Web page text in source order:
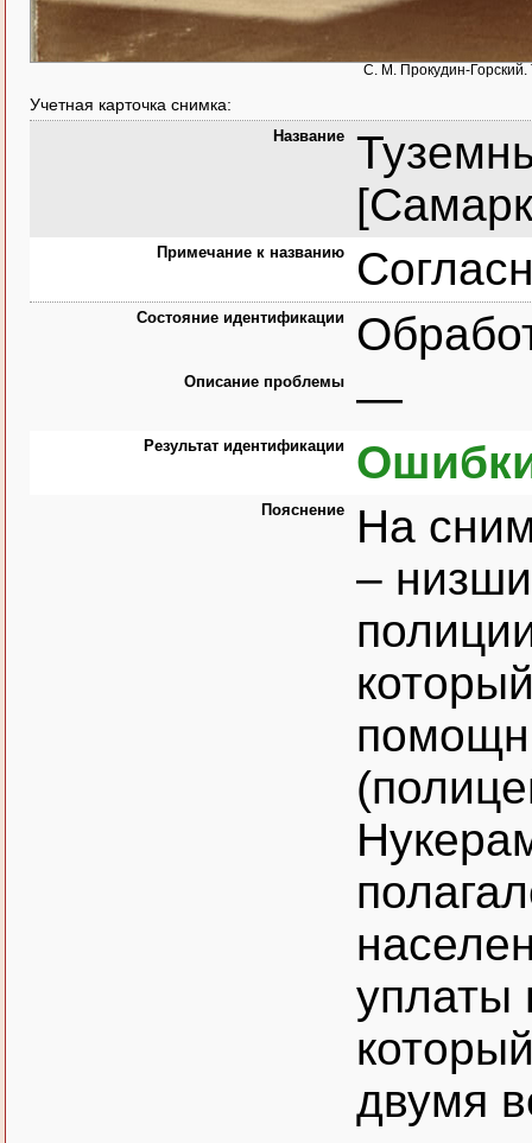
С. М. Прокудин-
Учетная карточка снимка:
Название
Примечание к названию
Состояние идентификации
Описание проблемы —
Результат идентификации
Пояснение
На
–
уплаты
двумя